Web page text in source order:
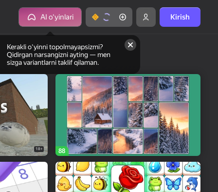
AI o‘yinlari
Kerakli oʻyinni topolmayapsizmi?
Qidirgan narsangizni ayting — men
sizga variantlarni taklif qilaman.
Kirish
18+ 88